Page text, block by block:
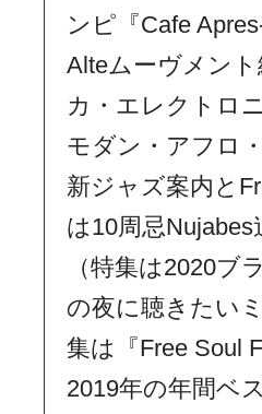
ンピ『Cafe
Alteムーヴメント
カ・エレクトロ
モダン・アフロ
新ジャズ案内と
は10周忌
（特集は2020
の夜に聴きたい
集は『Free Soul
2019年の年間ベ